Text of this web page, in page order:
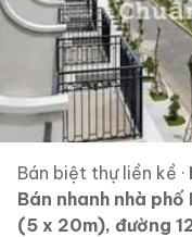
Bán biệt thự liền kề ·
Bán nhanh nhà phố
(5 x 20m), đường